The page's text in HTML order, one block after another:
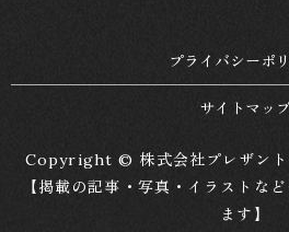
プライバシーポ
サイトマッ
Copyright © 株式会社プレザン
【掲載の記事・写真・イラストな
ます】